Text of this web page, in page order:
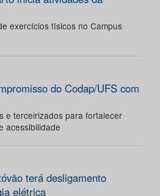
exercícios físicos no Campus
do Codap/UFS com
e terceirizados para fortalecer
acessibilidade
terá desligamento
elétrica